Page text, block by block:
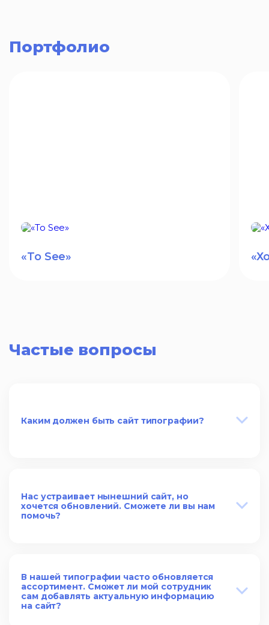
Портфолио
«To See»
Частые вопросы
Каким должен быть сайт типографии?
Нас устраивает нынешний сайт, но
хочется обновлений. Сможете ли вы нам
помочь?
В нашей типографии часто обновляется
ассортимент. Сможет ли мой сотрудник
сам добавлять актуальную информацию
на сайт?